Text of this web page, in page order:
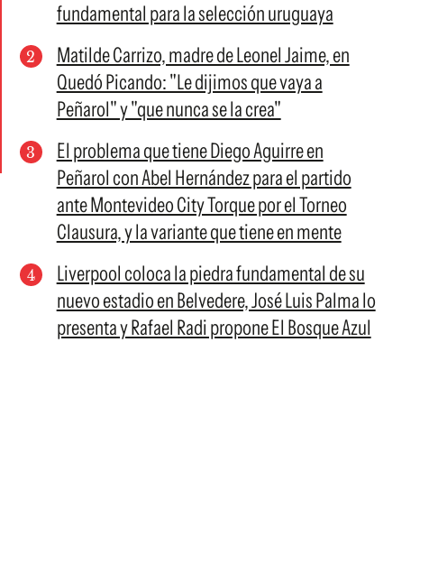
fundamental para la selección uruguaya
Matilde Carrizo, madre de Leonel Jaime, en
Quedó Picando: "Le dijimos que vaya a
Peñarol" y "que nunca se la crea"
El problema que tiene Diego Aguirre en
Peñarol con Abel Hernández para el partido
ante Montevideo City Torque por el Torneo
Clausura, y la variante que tiene en mente
Liverpool coloca la piedra fundamental de su
nuevo estadio en Belvedere, José Luis Palma lo
presenta y Rafael Radi propone El Bosque Azul